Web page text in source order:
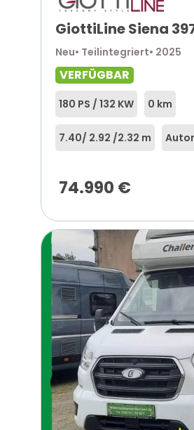
GiottiLine Siena
Neu• Teilintegriert• 2025
VERFÜGBAR
180 PS / 132 KW 0 km
7.40/ 2.92 /2.32 m
74.990 €